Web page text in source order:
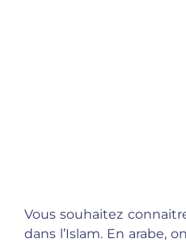
Vous souhaitez
dans l’Islam. En arabe,